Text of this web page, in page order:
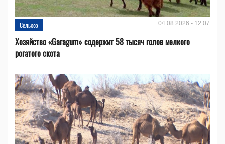
Сельхоз 04.08.2026 - 12:07
Хозяйство «Garagum» содержит 58 тысяч голов мелкого
рогатого скота